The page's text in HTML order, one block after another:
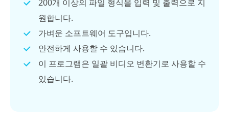
200개 이상의 파일 형식을 입력 및 출력으로 지
원합니다.
가벼운 소프트웨어 도구입니다.
안전하게 사용할 수 있습니다.
이 프로그램은 일괄 비디오 변환기로 사용할 수
있습니다.